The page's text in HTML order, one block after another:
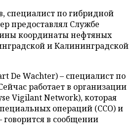
специалист по гибридной
предоставлял Службе
координаты нефтяных
и Калининградской
De Wachter) – специалист по
работает в организации
Vigilant Network), которая
операций (ССО) и
в сообщении